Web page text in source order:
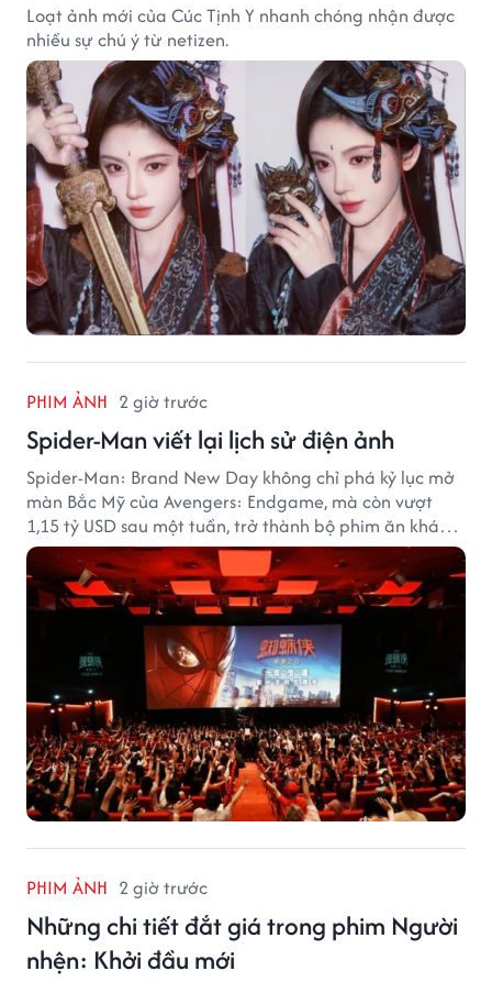
Loạt ảnh mới của Cúc Tịnh Y nhanh chóng nhận được
nhiều sự chú ý từ netizen.
PHIM ẢNH 2 giờ trước
Spider-Man viết lại lịch sử điện ảnh
Spider-Man: Brand New Day không chỉ phá kỷ lục mở
màn Bắc Mỹ của Avengers: Endgame, mà còn vượt
1,15 tỷ USD sau một tuần, trở thành bộ phim ăn khách
nhất năm 2026.
PHIM ẢNH 2 giờ trước
Những chi tiết đắt giá trong phim Người
nhện: Khởi đầu mới